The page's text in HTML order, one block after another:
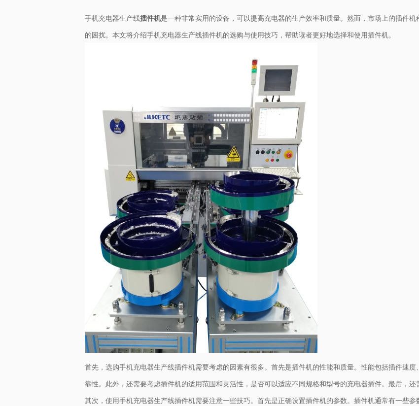
手机充电器生产线插件机是一种非常实用的设备，可以提高充电器的生产效率和质量。然而，市场上的插件
的困扰。本文将介绍手机充电器生产线插件机的选购与使用技巧，帮助读者更好地选择和使用插件机。
首先，选购手机充电器生产线插件机需要考虑的因素有很多。首先是插件机的性能和质量。性能包括插件速
靠性。此外，还需要考虑插件机的适用范围和灵活性，是否可以适应不同规格和型号的充电器插件。最后，还
其次，使用手机充电器生产线插件机需要注意一些技巧。首先是正确设置插件机的参数。插件机通常有一些